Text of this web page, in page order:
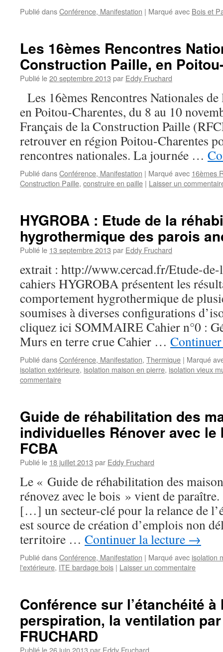
Publié dansConférence, Manifestation | Marqué avec Bois et
Les 16èmes Rencontres
Construction Paille, en
Publié le20 septembre 2013 par Eddy Fruchard
Les 16èmes Rencontres Nationales
en Poitou-Charentes, du 8 au 10
Français de la Construction Paille
retrouver en région Poitou-Charentes
rencontres nationales. La journée …
Publié dansConférence, Manifestation | Marqué avec 16èmes
Construction Paille, construire en paille | Laisser un
HYGROBA : Etude de la
hygrothermique des parois
Publié le 13 septembre 2013 par Eddy Fruchard
extrait : http://www.cercad.fr/Etude-
cahiers HYGROBA présentent les
comportement hygrothermique de
soumises à diverses configurations
cliquez ici SOMMAIRE Cahier n°0 :
Murs en terre crue Cahier …
Publié dansConférence, Manifestation, Thermique | Marqué
isolation extérieure, isolation maison en pierre, isolation vieux
commentaire
Guide de réhabilitation des
individuelles Rénover avec
FCBA
Publié le 18 juillet 2013 par Eddy Fruchard
Le « Guide de réhabilitation des
rénovez avec le bois » vient de
[…] un secteur-clé pour la relance de
est source de création d’emplois non
territoire … Continuer la lecture →
Publié dansConférence, Manifestation | Marqué avec isolation
l'extérieure, ITE bardage bois | Laisser un commentaire
Conférence sur l’étanchéité à
perspiration, la ventilation
FRUCHARD
Publié le 26 juin 2013 par Eddy Fruchard